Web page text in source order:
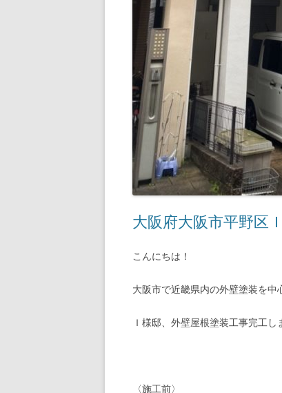
大阪府大阪市平野区
こんにちは！
大阪市で近畿県内の外壁塗装を中
Ｉ様邸、外壁屋根塗装工事完工し
〈施工前〉 〈